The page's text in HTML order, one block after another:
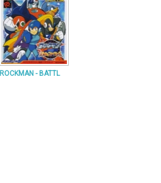
ROCKMAN - BATTL